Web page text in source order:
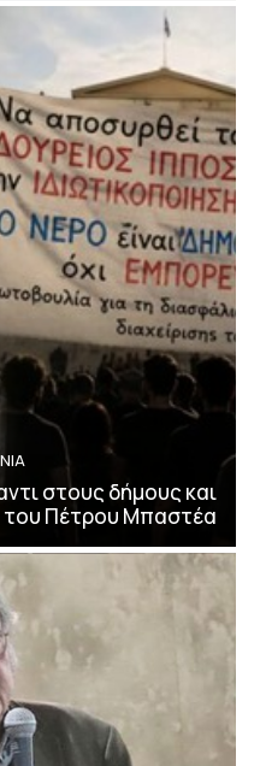
στους δήμους και
του Πέτρου Μπαστέα